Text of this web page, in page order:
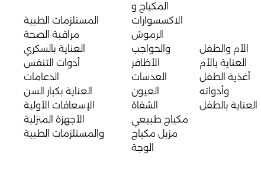
الأم والطفل
العناية بالأم
أغذية الطفل
وأدواته
العناية بالطفل
المكياج و
الاكسسوارات
الرموش
والحواجب
الأظافر
العدسات
العيون
الشفاة
مكياج طبيعي
مزيل مكياج
الوجة
المستلزمات الطبية
مراقبة الصحة
العناية بالسكري
أدوات التنفس
الدعامات
العناية بكبار السن
الإسعافات الأولية
الأجهزة المنزلية
والمستلزمات الطبية